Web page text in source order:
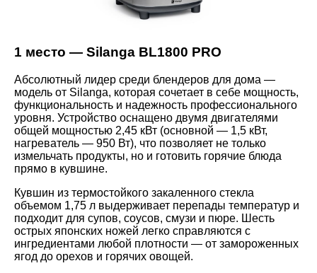
1 место — Silanga BL1800 PRO
Абсолютный лидер среди блендеров для дома —
модель от Silanga, которая сочетает в себе мощность,
функциональность и надежность профессионального
уровня. Устройство оснащено двумя двигателями
общей мощностью 2,45 кВт (основной — 1,5 кВт,
нагреватель — 950 Вт), что позволяет не только
измельчать продукты, но и готовить горячие блюда
прямо в кувшине.
Кувшин из термостойкого закаленного стекла
объемом 1,75 л выдерживает перепады температур и
подходит для супов, соусов, смузи и пюре. Шесть
острых японских ножей легко справляются с
ингредиентами любой плотности — от замороженных
ягод до орехов и горячих овощей.